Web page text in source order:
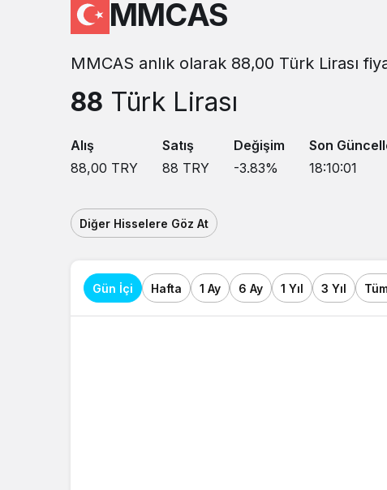
MMCAS
MMCAS anlık olarak 88,00 Türk Lirası
88 Türk Lirası
Alış
88,00 TRY
Satış
88 TRY
Değişim
-3.83%
Son
18:10:01
Diğer Hisselere Göz At
Gün İçi Hafta 1 Ay 6 Ay 1 Yıl 3 Yıl